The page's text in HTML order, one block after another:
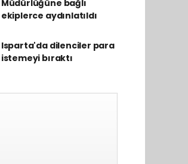
Müdürlüğüne bağlı
ekiplerce aydınlatıldı
Isparta'da dilenciler para
istemeyi bıraktı